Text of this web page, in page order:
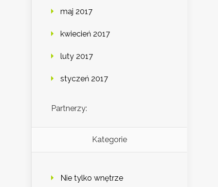
maj 2017
kwiecień 2017
luty 2017
styczeń 2017
Partnerzy:
Kategorie
Nie tylko wnętrze